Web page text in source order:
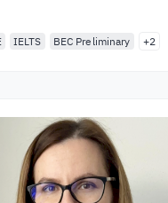
IELTS BEC Preliminary +2